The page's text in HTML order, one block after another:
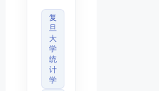
复
旦
大
学
统
计
学